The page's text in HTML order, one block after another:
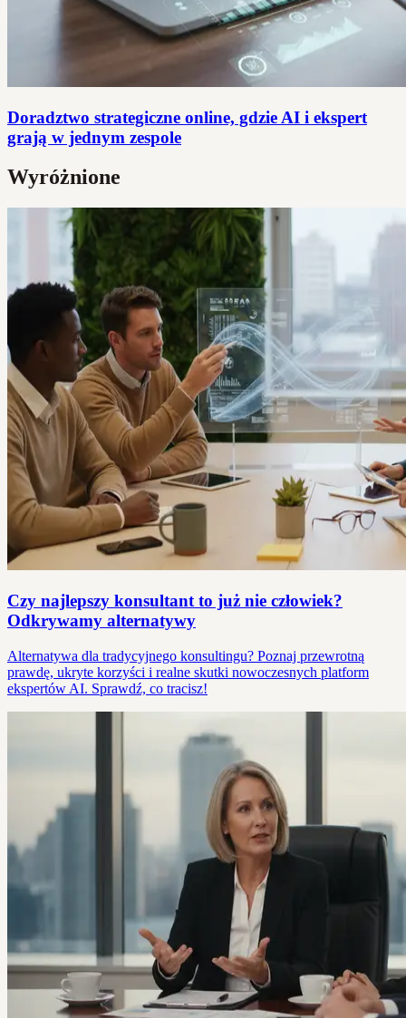
Doradztwo strategiczne online, gdzie AI i ekspert
grają w jednym zespole
Wyróżnione
Czy najlepszy konsultant to już nie człowiek?
Odkrywamy alternatywy
Alternatywa dla tradycyjnego konsultingu? Poznaj przewrotną
prawdę, ukryte korzyści i realne skutki nowoczesnych platform
ekspertów AI. Sprawdź, co tracisz!